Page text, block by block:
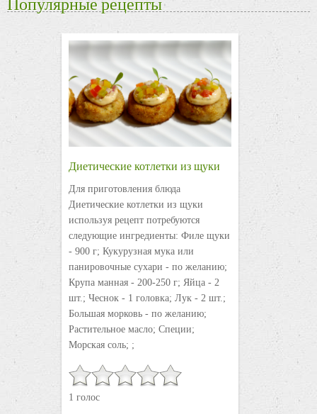
Диетические котлетки из щуки
Для приготовления блюда
Диетические котлетки из щуки
используя рецепт потребуются
следующие ингредиенты: Филе щуки
- 900 г; Кукурузная мука или
панировочные сухари - по желанию;
Крупа манная - 200-250 г; Яйца - 2
шт.; Чеснок - 1 головка; Лук - 2 шт.;
Большая морковь - по желанию;
Растительное масло; Специи;
Морская соль; ;
1 голос